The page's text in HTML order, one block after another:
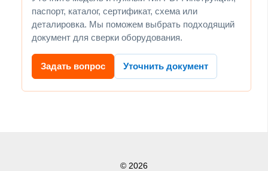
паспорт, каталог, сертификат, схема или
деталировка. Мы поможем выбрать подходящий
документ для сверки оборудования.
Задать вопрос Уточнить документ
© 2026